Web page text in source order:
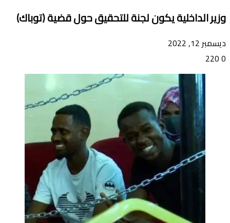
وزير الداخلية يكون لجنة للتحقيق حول قضية (توباك)
ديسمبر 12, 2022
0